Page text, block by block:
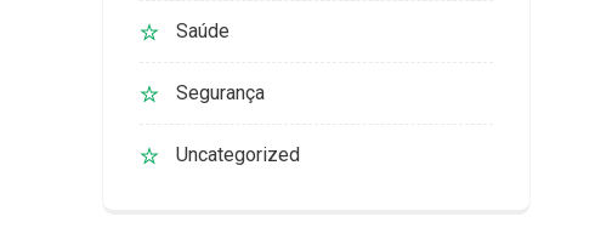
Saúde
Segurança
Uncategorized